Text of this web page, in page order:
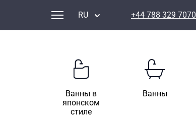
RU +44 788 329 7070
Ванны в
японском
стиле
Ванны